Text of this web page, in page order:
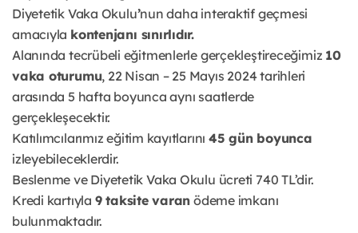
Diyetetik Vaka Okulu’nun daha interaktif geçmesi
amacıyla kontenjanı sınırlıdır.
Alanında tecrübeli eğitmenlerle gerçekleştireceğimiz 10
vaka oturumu, 22 Nisan – 25 Mayıs 2024 tarihleri
arasında 5 hafta boyunca aynı saatlerde
gerçekleşecektir.
Katılımcılarımız eğitim kayıtlarını 45 gün boyunca
izleyebileceklerdir.
Beslenme ve Diyetetik Vaka Okulu ücreti 740 TL’dir.
Kredi kartıyla 9 taksite varan ödeme imkanı
bulunmaktadır.